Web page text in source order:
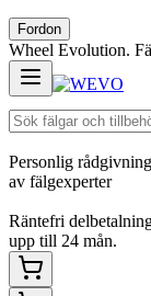
Fordon
Wheel Evolution.
Personlig rådgivning
av fälgexperter
Räntefri
upp till 24 mån.